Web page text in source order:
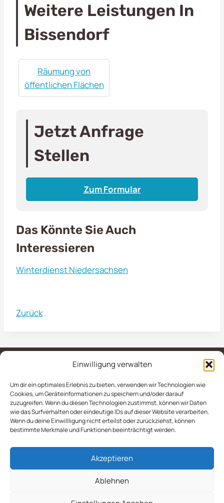
Einwilligung verwalten
Um dir ein optimales Erlebnis zu bieten, verwenden wir Technologien wie
Cookies, um Geräteinformationen zu speichern und/oder darauf
zuzugreifen. Wenn du diesen Technologien zustimmst, können wir Daten
wie das Surfverhalten oder eindeutige IDs auf dieser Website verarbeiten.
Wenn du deine Einwillligung nicht erteilst oder zurückziehst, können
bestimmte Merkmale und Funktionen beeinträchtigt werden.
Akzeptieren
Ablehnen
Weitere Leistungen In
Bissendorf
Räumung von
öffentlichen Flächen
Jetzt Anfrage
Stellen
Zum Formular
Das Könnte Sie Auch
Interessieren
Winterdienst Niedersachsen
Zurück
IMPRESSUM
AGB
DATENSCHUTZERKLÄRUNG
COOKIE-RICHTLINIE (EU)